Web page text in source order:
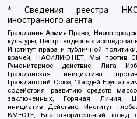
* Сведения реестра
иностранного агента:
Гражданин.Армия.Право,
культуры, Центр гендерных
Институт права и публичной
врачей, НАСИЛИЮ.НЕТ, Мы против
Гуманитарное действие, Лига
Гражданская инициатива
Гражданский Союз, "Хасдей
содействия развитию средств
заключенных, Горячая Линия,
инициатив Действие, Институт
ВМЕСТЕ, Благотворительный